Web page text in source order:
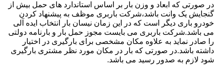
در صورتی که ابعاد و وزن بار بر اساس استاندارد های حمل بیش از
گنجایش یک وانت باشد،شرکت باربری موظف به پیشنهاد کردن
خودرو باری دیگر است که در این زمان نیسان بار انتخاب ایده آلی
می باشد.شرکت باربری می بایست مجوز حمل بار و بارنامه دولتی
را صادر نماید به علاوه مکان مشخصی برای بارگیری در اختیار
داشته باشد.در صورتی که بار در مکان مورد نظر مشتری بارگیری
شود لازم به صدور رسید می باشد.